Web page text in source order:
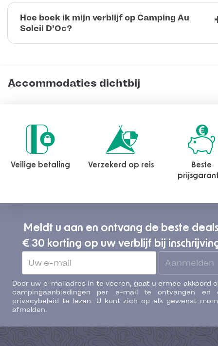
Hoe boek ik mijn verblijf op Camping Au
Soleil D'Oc?
Accommodaties dichtbij
Veilige betaling Verzekerd op reis
Beste
Meldt u aan en ontvang de beste deals
€ 30 korting op uw verblijf bij
Aanmelden
Door uw e-mailadres in te voeren, gaat u ermee akkoord
campingaanbiedingen per e-mail te ontvangen en
privacybeleid te lezen. U kunt zich op elk gewenst
afmelden.